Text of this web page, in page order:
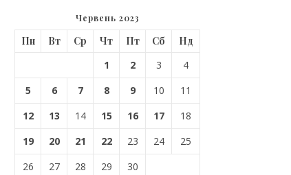
Червень 2023
Пн Вт Ср Чт Пт Сб
Нд
1
2 3
4
5
6 7 8 9 10
11
12
13 14 15 16 17
18
19
20 21 22 23 24
25
26
27 28 29 30